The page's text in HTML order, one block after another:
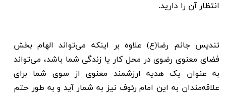
انتظار آن را دارید.
تندیس جانم رضا(ع) علاوه بر اینکه می‌تواند الهام بخش
فضای معنوی رضوی در محل کار یا زندگی شما باشد، می‌تواند
به عنوان یک هدیه ارزشمند معنوی از سوی شما برای
علاقه‌مندان به این امام رئوف نیز به شمار آید و به طور حتم